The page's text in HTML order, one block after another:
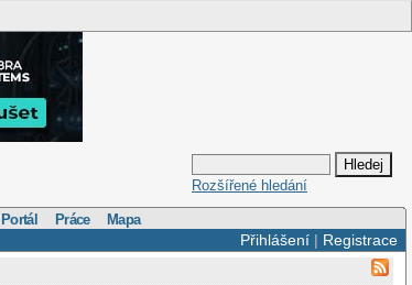
Rozšířené hledání
Portál Práce Mapa
Přihlášení| Registrace